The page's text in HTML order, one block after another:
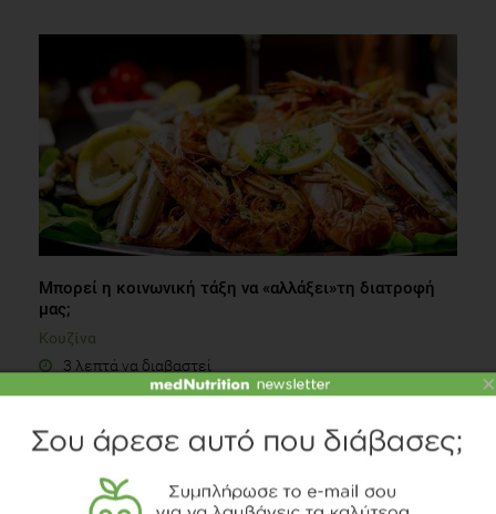
Μπορεί η κοινωνική τάξη να «αλλάξει»τη διατροφή
μας;
Κουζίνα
3 λεπτά να διαβαστεί
×